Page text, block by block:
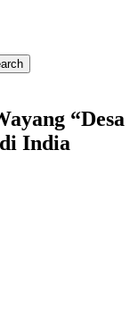
“Desa
India